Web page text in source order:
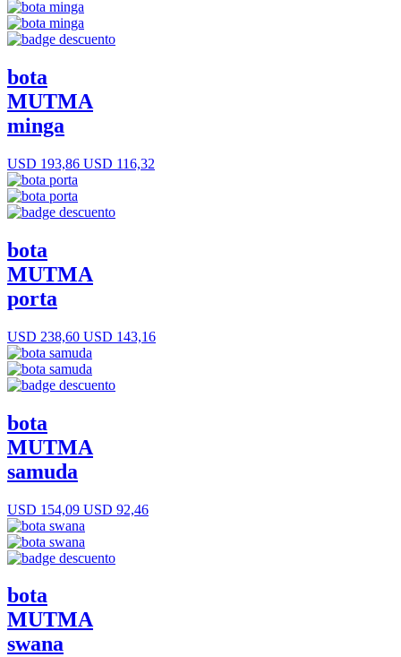
bota
MUTMA
minga
USD 193,86 USD 116,32
bota
MUTMA
porta
USD 238,60 USD 143,16
bota
MUTMA
samuda
USD 154,09 USD 92,46
bota
MUTMA
swana